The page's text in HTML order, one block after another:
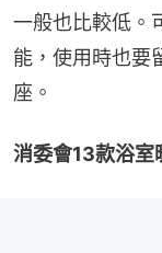
一般也比較低。
能，使用時也要
座。
消委會13款浴室